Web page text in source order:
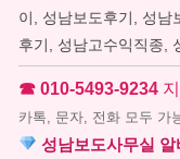
이, 성남보도후기, 성남
후기, 성남고수익직종,
☎ 010-5493-9234
카톡, 문자, 전화 모두 가
성남보도사무실